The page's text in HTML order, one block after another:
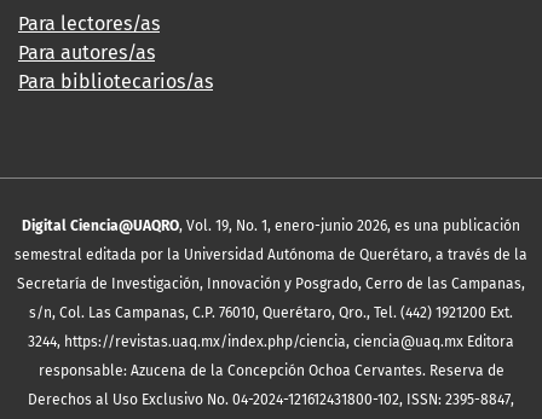
Para lectores/as
Para autores/as
Para bibliotecarios/as
Digital Ciencia@UAQRO, Vol. 19, No. 1, enero-junio 2026, es una publicación
semestral editada por la Universidad Autónoma de Querétaro, a través de la
Secretaría de Investigación, Innovación y Posgrado, Cerro de las Campanas,
s/n, Col. Las Campanas, C.P. 76010, Querétaro, Qro., Tel. (442) 1921200 Ext.
3244, https://revistas.uaq.mx/index.php/ciencia, ciencia@uaq.mx Editora
responsable: Azucena de la Concepción Ochoa Cervantes. Reserva de
Derechos al Uso Exclusivo No. 04-2024-121612431800-102, ISSN: 2395-8847,